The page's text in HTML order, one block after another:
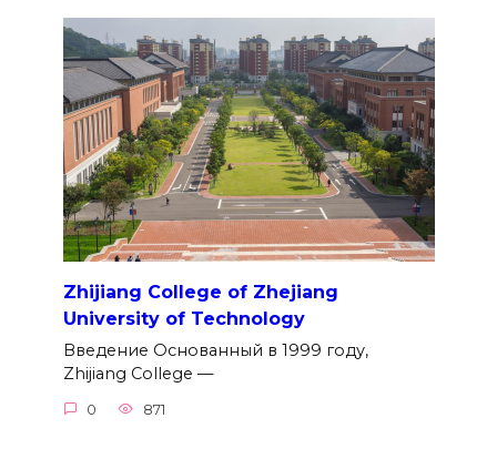
Zhijiang College of Zhejiang
University of Technology
Введение Основанный в 1999 году,
Zhijiang College —
0 871